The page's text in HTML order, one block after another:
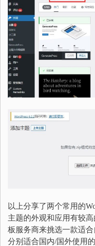
以上分享了两个常用的
主题的外观和应用有较高
板服务商来挑选一款适
分别适合国内/国外使用